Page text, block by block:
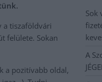
a tiszaföldvári
felülete. Sokan
a pozitívabb oldal,
Sok
A